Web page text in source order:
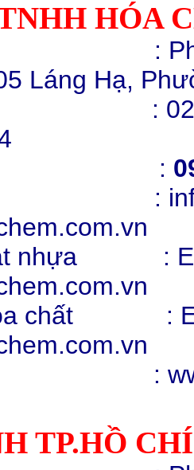
HÓA
503,
Láng Hạ,
:
nhựa :
Hóa chất :
TP.HỒ